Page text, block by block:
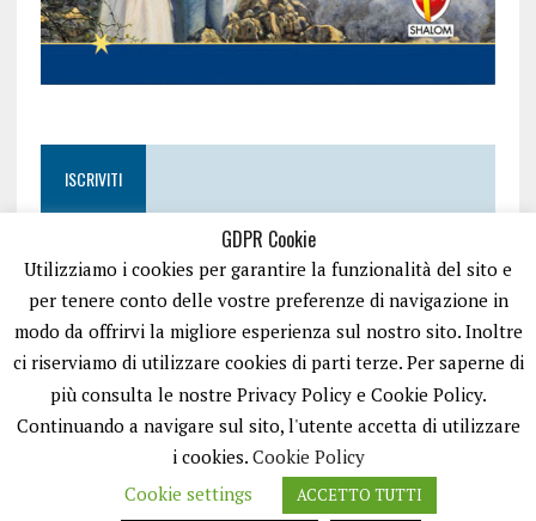
ISCRIVITI
EASYNEWS24 È UN PORTALE GESTITO DA FRANCESCO TV - PARTITA IVA
GDPR Cookie
Utilizziamo i cookies per garantire la funzionalità del sito e
per tenere conto delle vostre preferenze di navigazione in
modo da offrirvi la migliore esperienza sul nostro sito. Inoltre
ci riserviamo di utilizzare cookies di parti terze. Per saperne di
più consulta le nostre Privacy Policy e Cookie Policy.
Continuando a navigare sul sito, l'utente accetta di utilizzare
i cookies. Cookie Policy
Cookie settings
ACCETTO TUTTI